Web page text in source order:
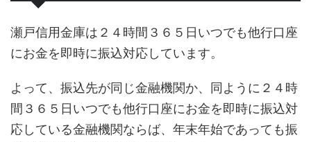
瀬戸信用金庫は２４時間３６５日いつでも他行口座
にお金を即時に振込対応しています。
よって、振込先が同じ金融機関か、同ように２４時
間３６５日いつでも他行口座にお金を即時に振込対
応している金融機関ならば、年末年始であっても振